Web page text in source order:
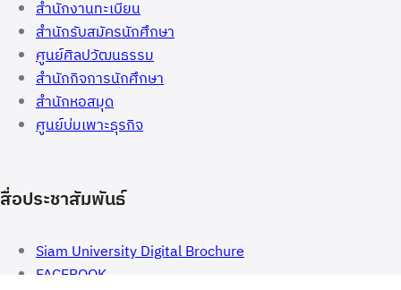
สำนักงานทะเบียน
สำนักรับสมัครนักศึกษา
ศูนย์ศิลปวัฒนธรรม
สำนักกิจการนักศึกษา
สำนักหอสมุด
ศูนย์บ่มเพาะธุรกิจ
สื่อประชาสัมพันธ์
Siam University Digital Brochure
FACEBOOK